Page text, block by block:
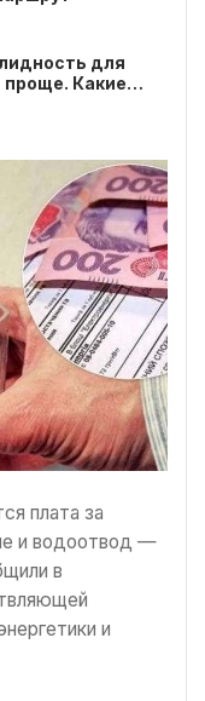
для
проще. Какие
плата за
и водоотвод —
в
и